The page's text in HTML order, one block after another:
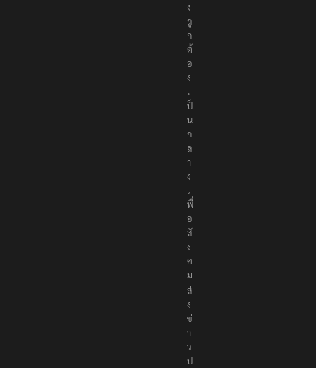
ง
ถู
ก
ต้
อ
ง
เ
ป็
น
ก
ล
า
ง
เ
พื่
อ
สั
ง
ค
ม
ส่
ง
ข่
า
ว
ป